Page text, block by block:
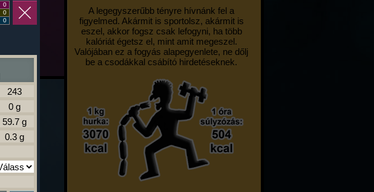
A legegyszerűbb tényre hívnánk fel a
figyelmed. Akármit is sportolsz, akármit is
eszel, akkor fogsz csak lefogyni, ha több
kalóriát égetsz el, mint amit megeszel.
Valójában ez a fogyás alapegyenlete, ne dőlj
be a csodákkal csábító hirdetéseknek.
0
0
0